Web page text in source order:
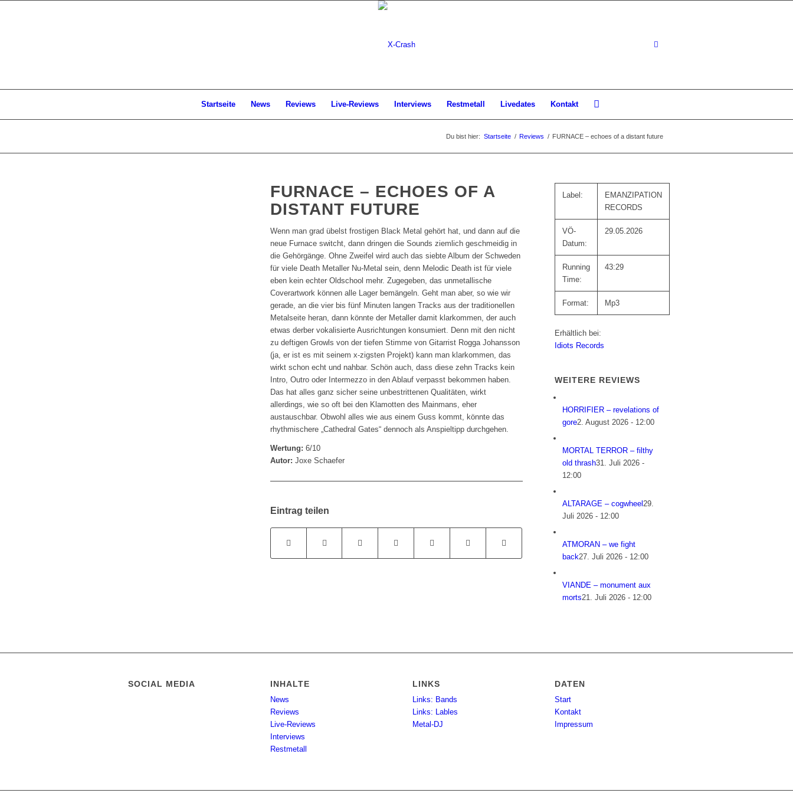
Startseite News Reviews Live-Reviews Interviews Restmetall Livedates Kontakt
Du bist hier: Startseite / Reviews / FURNACE – echoes of a distant future
FURNACE – ECHOES OF A
DISTANT FUTURE
Wenn man grad übelst frostigen Black Metal gehört hat, und dann auf die
neue Furnace switcht, dann dringen die Sounds ziemlich geschmeidig in
die Gehörgänge. Ohne Zweifel wird auch das siebte Album der Schweden
für viele Death Metaller Nu-Metal sein, denn Melodic Death ist für viele
eben kein echter Oldschool mehr. Zugegeben, das unmetallische
Coverartwork können alle Lager bemängeln. Geht man aber, so wie wir
gerade, an die vier bis fünf Minuten langen Tracks aus der traditionellen
Metalseite heran, dann könnte der Metaller damit klarkommen, der auch
etwas derber vokalisierte Ausrichtungen konsumiert. Denn mit den nicht
zu deftigen Growls von der tiefen Stimme von Gitarrist Rogga Johansson
(ja, er ist es mit seinem x-zigsten Projekt) kann man klarkommen, das
wirkt schon echt und nahbar. Schön auch, dass diese zehn Tracks kein
Intro, Outro oder Intermezzo in den Ablauf verpasst bekommen haben.
Das hat alles ganz sicher seine unbestrittenen Qualitäten, wirkt
allerdings, wie so oft bei den Klamotten des Mainmans, eher
austauschbar. Obwohl alles wie aus einem Guss kommt, könnte das
rhythmischere „Cathedral Gates“ dennoch als Anspieltipp durchgehen.
Wertung: 6/10
Autor: Joxe Schaefer
Eintrag teilen
Label:
EMANZIPATION
RECORDS
VÖ-
Datum:
29.05.2026
Running
Time:
43:29
Format: Mp3
Erhältlich bei:
Idiots Records
WEITERE REVIEWS
HORRIFIER – revelations of
gore2. August 2026 - 12:00
MORTAL TERROR – filthy
old thrash31. Juli 2026 -
12:00
ALTARAGE – cogwheel29.
Juli 2026 - 12:00
ATMORAN – we fight
back27. Juli 2026 - 12:00
VIANDE – monument aux
morts21. Juli 2026 - 12:00
SOCIAL MEDIA INHALTE
News
Reviews
Live-Reviews
Interviews
Restmetall
LINKS
Links: Bands
Links: Lables
Metal-DJ
DATEN
Start
Kontakt
Impressum